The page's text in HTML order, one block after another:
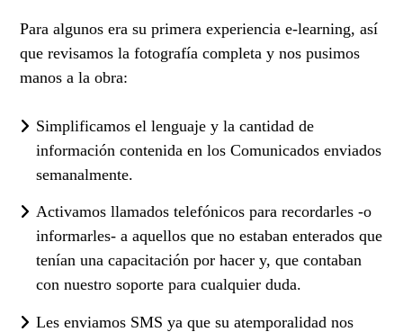
Para algunos era su primera experiencia e-learning, así
que revisamos la fotografía completa y nos pusimos
manos a la obra:
Simplificamos el lenguaje y la cantidad de
información contenida en los Comunicados enviados
semanalmente.
Activamos llamados telefónicos para recordarles -o
informarles- a aquellos que no estaban enterados que
tenían una capacitación por hacer y, que contaban
con nuestro soporte para cualquier duda.
Les enviamos SMS ya que su atemporalidad nos